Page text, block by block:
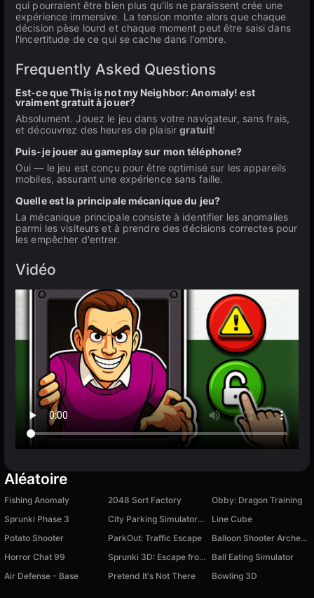
qui pourraient être bien plus qu'ils ne paraissent crée une
expérience immersive. La tension monte alors que chaque
décision pèse lourd et chaque moment peut être saisi dans
l'incertitude de ce qui se cache dans l'ombre.
Frequently Asked Questions
Est-ce que This is not my Neighbor: Anomaly! est
vraiment gratuit à jouer?
Absolument. Jouez le jeu dans votre navigateur, sans frais,
et découvrez des heures de plaisirgratuit!
Puis-je jouer au gameplay sur mon téléphone?
Oui — le jeu est conçu pour être optimisé sur les appareils
mobiles, assurant une expérience sans faille.
Quelle est la principale mécanique du jeu?
La mécanique principale consiste à identifier les anomalies
parmi les visiteurs et à prendre des décisions correctes pour
les empêcher d'entrer.
Vidéo
Aléatoire
Fishing Anomaly 2048 Sort Factory
Obby: Dragon Training
Sprunki Phase 3
City Parking Simulator 2D
Line Cube
Potato Shooter
ParkOut: Traffic Escape
Balloon Shooter Archery Game
Horror Chat 99
Sprunki 3D: Escape from Prison
Ball Eating Simulator
Air Defense - Base
Pretend It's Not There Bowling 3D